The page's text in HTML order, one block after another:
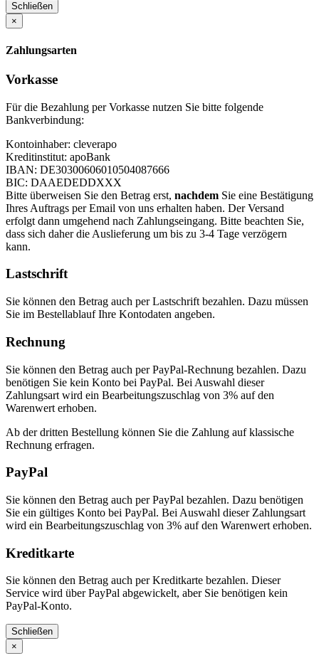
Schließen
×
Zahlungsarten
Vorkasse
Für die Bezahlung per Vorkasse nutzen Sie bitte folgende
Bankverbindung:
Kontoinhaber: cleverapo
Kreditinstitut: apoBank
IBAN: DE30300606010504087666
BIC: DAAEDEDDXXX
Bitte überweisen Sie den Betrag erst, nachdem Sie eine Bestätigung
Ihres Auftrags per Email von uns erhalten haben. Der Versand
erfolgt dann umgehend nach Zahlungseingang. Bitte beachten Sie,
dass sich daher die Auslieferung um bis zu 3-4 Tage verzögern
kann.
Lastschrift
Sie können den Betrag auch per Lastschrift bezahlen. Dazu müssen
Sie im Bestellablauf Ihre Kontodaten angeben.
Rechnung
Sie können den Betrag auch per PayPal-Rechnung bezahlen. Dazu
benötigen Sie kein Konto bei PayPal. Bei Auswahl dieser
Zahlungsart wird ein Bearbeitungszuschlag von 3% auf den
Warenwert erhoben.
Ab der dritten Bestellung können Sie die Zahlung auf klassische
Rechnung erfragen.
PayPal
Sie können den Betrag auch per PayPal bezahlen. Dazu benötigen
Sie ein gültiges Konto bei PayPal. Bei Auswahl dieser Zahlungsart
wird ein Bearbeitungszuschlag von 3% auf den Warenwert erhoben.
Kreditkarte
Sie können den Betrag auch per Kreditkarte bezahlen. Dieser
Service wird über PayPal abgewickelt, aber Sie benötigen kein
PayPal-Konto.
Schließen
×